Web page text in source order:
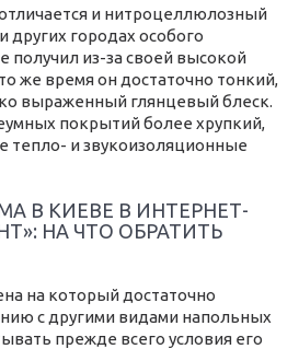
и нитроцеллюлозный
других городах особого
получил из-за своей высокой
же время он достаточно тонкий,
выраженный глянцевый блеск.
покрытий более хрупкий,
и звукоизоляционные
В КИЕВЕ В ИНТЕРНЕТ-
НА ЧТО ОБРАТИТЬ
на который достаточно
с другими видами напольных
прежде всего условия его